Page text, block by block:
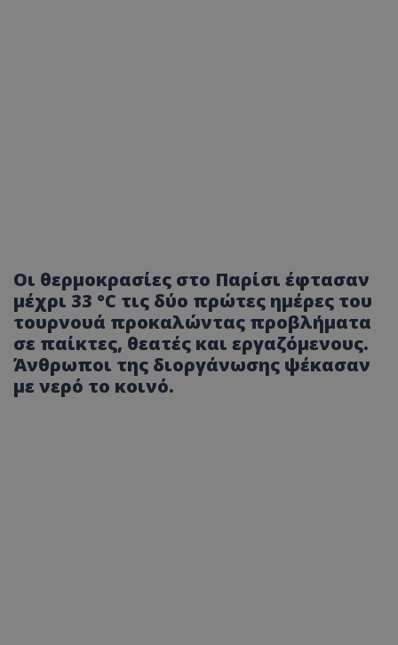
Οι θερμοκρασίες στο Παρίσι έφτασαν
μέχρι 33 °C τις δύο πρώτες ημέρες του
τουρνουά προκαλώντας προβλήματα
σε παίκτες, θεατές και εργαζόμενους.
Άνθρωποι της διοργάνωσης ψέκασαν
με νερό το κοινό.